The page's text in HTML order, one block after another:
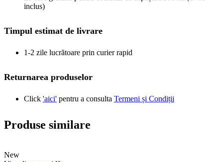
inclus)
Timpul estimat de livrare
1-2 zile lucrătoare prin curier rapid
Returnarea produselor
Click 'aici' pentru a consulta Termeni și Condiții
Produse similare
New